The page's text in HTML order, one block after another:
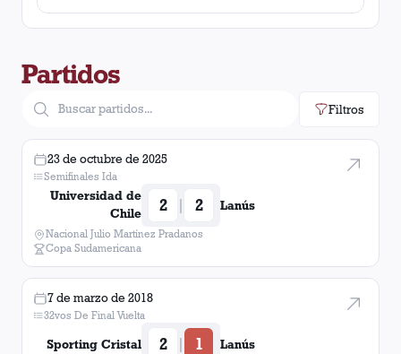
Partidos
Filtros
23 de octubre de 2025
Semifinales Ida
Universidad de
Chile
2 | 2 Lanús
Nacional Julio Martínez Pradanos
Copa Sudamericana
7 de marzo de 2018
32vos De Final Vuelta
Sporting Cristal 2 | 1 Lanús